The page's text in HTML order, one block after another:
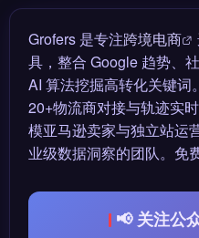
Grofers 是专注跨境电商
具，整合 Google 趋势、
AI 算法挖掘高转化关键词
20+物流商对接与轨迹实
模亚马逊卖家与独立站运
业级数据洞察的团队。免
📢 关注公